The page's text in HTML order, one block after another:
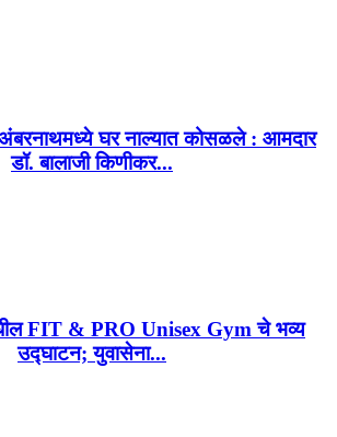
घर नाल्यात कोसळले : आमदार
डॉ. बालाजी किणीकर...
FIT & PRO Unisex Gym चे भव्य
उद्घाटन; युवासेना...